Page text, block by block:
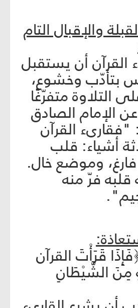
والإقبال التام
القرآن أن يستقبل
بتأدّب وخشوع،
التلاوة متفرّغًا
الإمام الصادق
القرآن
أشياء: قلب
وموضع خال.
قلبه فرّ منه
قَرَأْتَ القرآن
مِنَ الشَّيْطَانِ